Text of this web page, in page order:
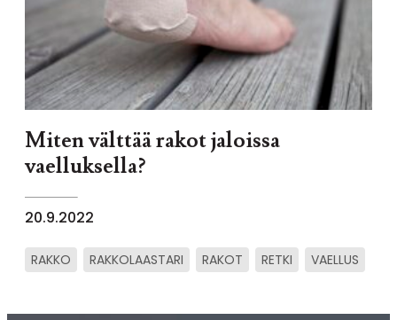
Miten välttää rakot jaloissa
vaelluksella?
20.9.2022
RAKKO RAKKOLAASTARI RAKOT RETKI VAELLUS